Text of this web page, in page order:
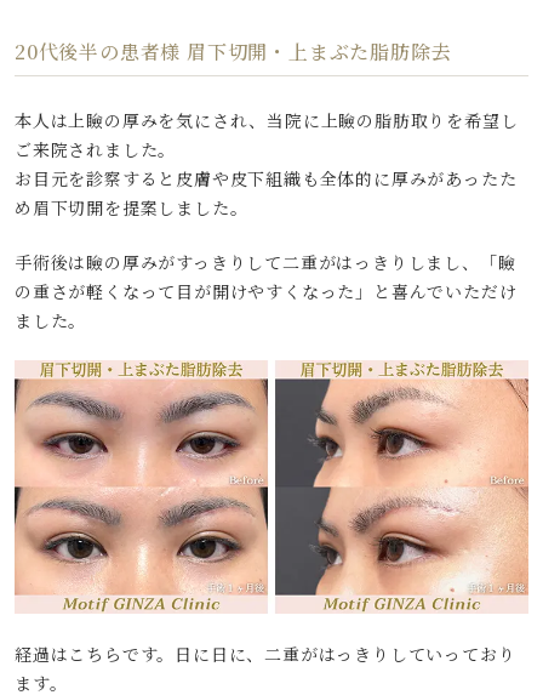
20代後半の患者様 眉下切開・上まぶた脂肪除去
本人は上瞼の厚みを気にされ、当院に上瞼の脂肪取りを希望し
ご来院されました。
お目元を診察すると皮膚や皮下組織も全体的に厚みがあったた
め眉下切開を提案しました。
手術後は瞼の厚みがすっきりして二重がはっきりしまし、「瞼
の重さが軽くなって目が開けやすくなった」と喜んでいただけ
ました。
経過はこちらです。日に日に、二重がはっきりしていっており
ます。